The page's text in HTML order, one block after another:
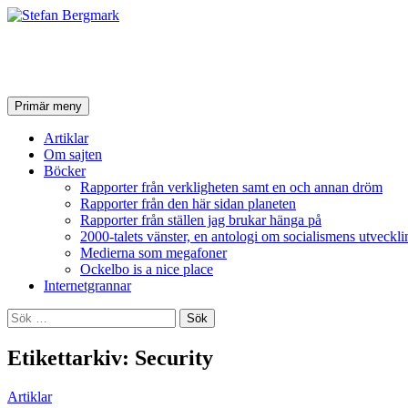
SökPrimär meny Hoppa
till
innehåll
Artiklar
Om sajten
Böcker
Rapporter från verkligheten samt en och annan dröm
Rapporter från den här sidan planeten
Rapporter från ställen jag brukar hänga på
2000-talets vänster, en antologi om socialismens
Medierna som megafoner
Ockelbo is a nice place
Internetgrannar
Sök
efter:
Etikettarkiv: Security
Artiklar